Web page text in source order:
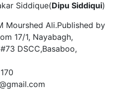
Siddique(Dipu Siddiqui)
Mourshed Ali.Published by
17/1, Nayabagh,
DSCC,Basaboo,